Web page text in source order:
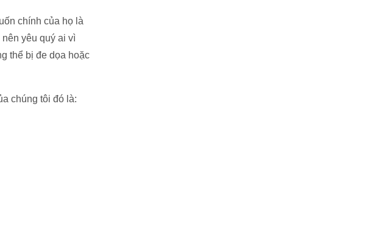
chính của họ là
yêu quý ai vì
thể bị đe dọa hoặc
chúng tôi đó là: